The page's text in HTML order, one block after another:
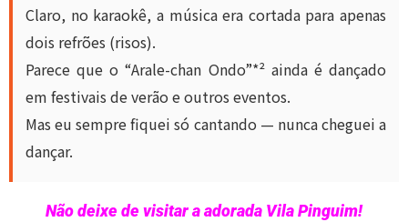
Claro, no karaokê, a música era cortada para apenas
dois refrões (risos).
Parece que o “Arale-chan Ondo”*² ainda é dançado
em festivais de verão e outros eventos.
Mas eu sempre fiquei só cantando — nunca cheguei a
dançar.
Não deixe de visitar a adorada Vila Pinguim!